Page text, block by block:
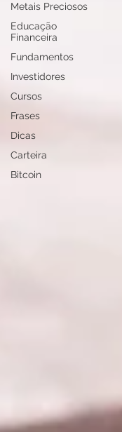
Metais Preciosos
Educação
Financeira
Fundamentos
Investidores
Cursos
Frases
Dicas
Carteira
Bitcoin